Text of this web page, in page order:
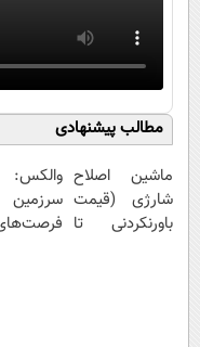
مطالب پیشنهادی
ماشین اصلاح
شارژی (قیمت
باورنکردنی تا
والکس:
سرزمین